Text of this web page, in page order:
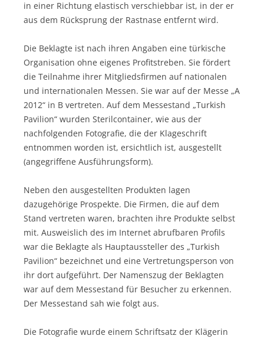
in einer Richtung elastisch verschiebbar ist, in der er
aus dem Rücksprung der Rastnase entfernt wird.
Die Beklagte ist nach ihren Angaben eine türkische
Organisation ohne eigenes Profitstreben. Sie fördert
die Teilnahme ihrer Mitgliedsfirmen auf nationalen
und internationalen Messen. Sie war auf der Messe „A
2012“ in B vertreten. Auf dem Messestand „Turkish
Pavilion“ wurden Sterilcontainer, wie aus der
nachfolgenden Fotografie, die der Klageschrift
entnommen worden ist, ersichtlich ist, ausgestellt
(angegriffene Ausführungsform).
Neben den ausgestellten Produkten lagen
dazugehörige Prospekte. Die Firmen, die auf dem
Stand vertreten waren, brachten ihre Produkte selbst
mit. Ausweislich des im Internet abrufbaren Profils
war die Beklagte als Hauptaussteller des „Turkish
Pavilion“ bezeichnet und eine Vertretungsperson von
ihr dort aufgeführt. Der Namenszug der Beklagten
war auf dem Messestand für Besucher zu erkennen.
Der Messestand sah wie folgt aus.
Die Fotografie wurde einem Schriftsatz der Klägerin